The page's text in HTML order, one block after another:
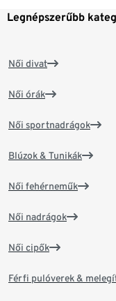
Legnépszerűbb
Női divat
Női órák
Női sportnadrágok
Blúzok & Tunikák
Női fehérneműk
Női nadrágok
Női cipők
Férfi pulóverek &